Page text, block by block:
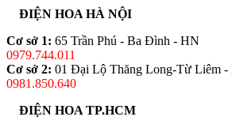
ĐIỆN HOA HÀ NỘI
Cơ sở 1: 65 Trần Phú - Ba Đình - HN
0979.744.011
Cơ sở 2: 01 Đại Lộ Thăng Long-Từ Liêm -
0981.850.640
ĐIỆN HOA TP.HCM